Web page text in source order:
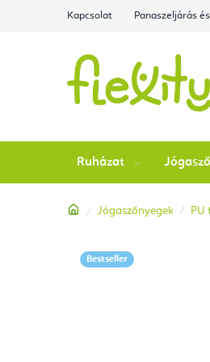
Kapcsolat Panaszeljárás
Ruházat
Kezdőlap
Jógaszőnyegek PU
Bestseller